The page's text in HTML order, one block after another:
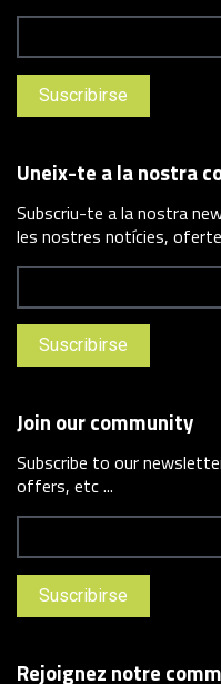
Uneix-te a la nostra
Subscriu-te a la nostra
les nostres notícies,
Join our community
Subscribe to our
offers, etc ...
Rejoignez notre